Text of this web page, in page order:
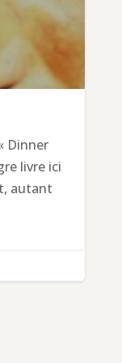
Dinner
livre ici
autant